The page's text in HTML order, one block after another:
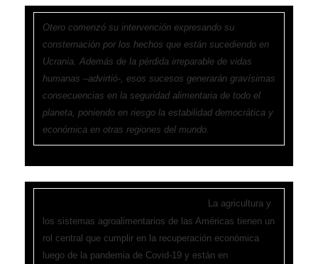
Otero comenzó su intervención expresando su
consternación por los hechos que están sucediendo en
Ucrania. Además de la pérdida irreparable de vidas
humanas –advirtió-, esos sucesos generarán gravísimas
consecuencias en la seguridad alimentaria de todo el
planeta, poniendo en riesgo la estabilidad democrática y
económica en otras regiones del mundo.
La agricultura y
los sistemas agroalimentarios de las Américas tienen un
rol central que cumplir en la recuperación económica
luego de la pandemia de Covid-19 y están en